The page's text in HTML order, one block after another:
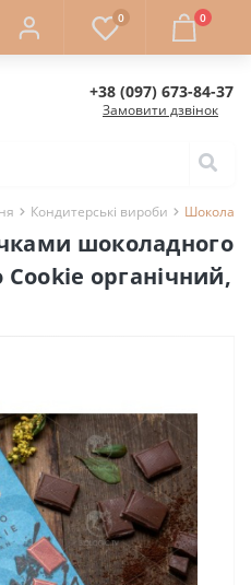
0 0
+38 (097) 673-84-37
Замовити дзвінок
Кондитерські вироби Шоколад
шоколадного
органічний,